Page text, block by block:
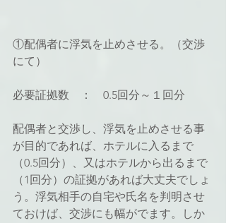
①配偶者に浮気を止めさせる。（交渉
にて）
必要証拠数　：　0.5回分～１回分
配偶者と交渉し、浮気を止めさせる事
が目的であれば、ホテルに入るまで
（0.5回分）、又はホテルから出るまで
（1回分）の証拠があれば大丈夫でしょ
う。浮気相手の自宅や氏名を判明させ
ておけば、交渉にも幅がでます。しか